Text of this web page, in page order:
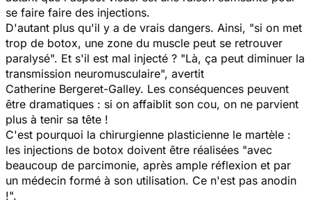
se faire faire des injections.
D'autant plus qu'il y a de vrais dangers. Ainsi, "si on met
trop de botox, une zone du muscle peut se retrouver
paralysé". Et s'il est mal injecté ? "Là, ça peut diminuer la
transmission neuromusculaire", avertit
Catherine Bergeret-Galley. Les conséquences peuvent
être dramatiques : si on affaiblit son cou, on ne parvient
plus à tenir sa tête !
C'est pourquoi la chirurgienne plasticienne le martèle :
les injections de botox doivent être réalisées "avec
beaucoup de parcimonie, après ample réflexion et par
un médecin formé à son utilisation. Ce n'est pas anodin
!".